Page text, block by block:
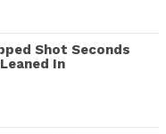
Shot Seconds
In